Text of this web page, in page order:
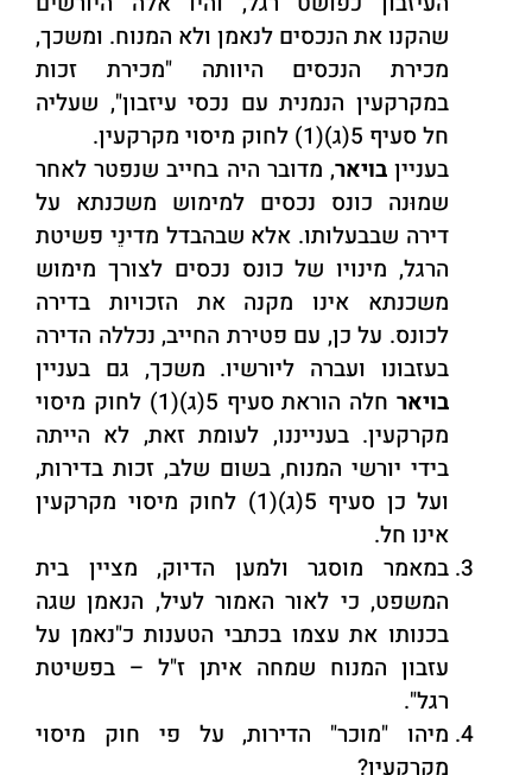
שהקנו את הנכסים לנאמן ולא המנוח. ומשכך,
מכירת הנכסים היוותה "מכירת זכות
במקרקעין הנמנית עם נכסי עיזבון", שעליה
חל סעיף 5(ג)(1) לחוק מיסוי מקרקעין.
בענייןבויאר, מדובר היה בחייב שנפטר לאחר
שמוּנה כונס נכסים למימוש משכנתא על
דירה שבבעלותו. אלא שבהבדל מדינֵי פשיטת
הרגל, מינויו של כונס נכסים לצורך מימוש
משכנתא אינו מקנה את הזכויות בדירה
לכונס. על כן, עם פטירת החייב, נכללה הדירה
בעזבונו ועברה ליורשיו. משכך, גם בעניין
בויאר
חלה הוראת סעיף 5(ג)(1) לחוק מיסוי
מקרקעין. בענייננו, לעומת זאת, לא הייתה
בידי יורשי המנוח, בשום שלב, זכות בדירות,
ועל כן סעיף 5(ג)(1) לחוק מיסוי מקרקעין
אינו חל.
במאמר מוסגר ולמען הדיוק, מציין בית
המשפט, כי לאור האמור לעיל, הנאמן שגה
בכנותו את עצמו בכתבי הטענות כ"נאמן על
עזבון המנוח שמחה איתן ז"ל – בפשיטת
רגל".
מיהו "מוכר" הדירות, על פי חוק מיסוי
מקרקעין?